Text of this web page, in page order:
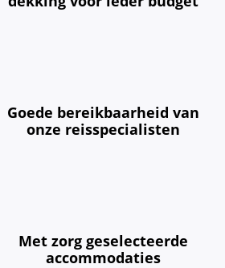
Goede bereikbaarheid van
onze reisspecialisten
Met zorg geselecteerde
accommodaties